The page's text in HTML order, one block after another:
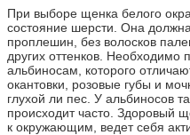
При выборе щенка белого
состояние шерсти. Она
проплешин, без волосков
других оттенков. Необходимо
альбиносам, которого
окантовки, розовые губы и
глухой ли пес. У альбиносов
происходит часто. Здоровый
к окружающим, ведет себя